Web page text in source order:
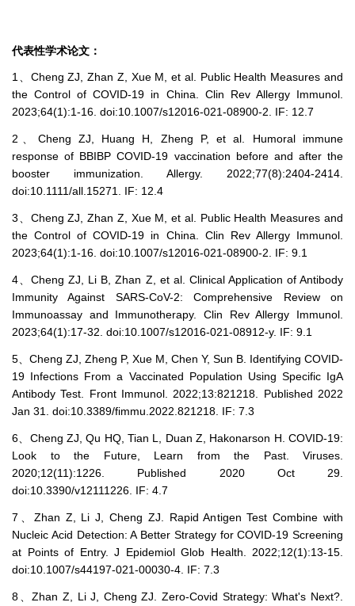
代表性学术论文：
1、Cheng ZJ, Zhan Z, Xue M, et al. Public Health Measures and
the Control of COVID-19 in China. Clin Rev Allergy Immunol.
2023;64(1):1-16. doi:10.1007/s12016-021-08900-2. IF: 12.7
2、Cheng ZJ, Huang H, Zheng P, et al. Humoral immune
response of BBIBP COVID-19 vaccination before and after the
booster immunization. Allergy. 2022;77(8):2404-2414.
doi:10.1111/all.15271. IF: 12.4
3、Cheng ZJ, Zhan Z, Xue M, et al. Public Health Measures and
the Control of COVID-19 in China. Clin Rev Allergy Immunol.
2023;64(1):1-16. doi:10.1007/s12016-021-08900-2. IF: 9.1
4、Cheng ZJ, Li B, Zhan Z, et al. Clinical Application of Antibody
Immunity Against SARS-CoV-2: Comprehensive Review on
Immunoassay and Immunotherapy. Clin Rev Allergy Immunol.
2023;64(1):17-32. doi:10.1007/s12016-021-08912-y. IF: 9.1
5、Cheng ZJ, Zheng P, Xue M, Chen Y, Sun B. Identifying COVID-
19 Infections From a Vaccinated Population Using Specific IgA
Antibody Test. Front Immunol. 2022;13:821218. Published 2022
Jan 31. doi:10.3389/fimmu.2022.821218. IF: 7.3
6、Cheng ZJ, Qu HQ, Tian L, Duan Z, Hakonarson H. COVID-19:
Look to the Future, Learn from the Past. Viruses.
2020;12(11):1226. Published 2020 Oct 29.
doi:10.3390/v12111226. IF: 4.7
7、Zhan Z, Li J, Cheng ZJ. Rapid Antigen Test Combine with
Nucleic Acid Detection: A Better Strategy for COVID-19 Screening
at Points of Entry. J Epidemiol Glob Health. 2022;12(1):13-15.
doi:10.1007/s44197-021-00030-4. IF: 7.3
8、Zhan Z, Li J, Cheng ZJ. Zero-Covid Strategy: What's Next?.